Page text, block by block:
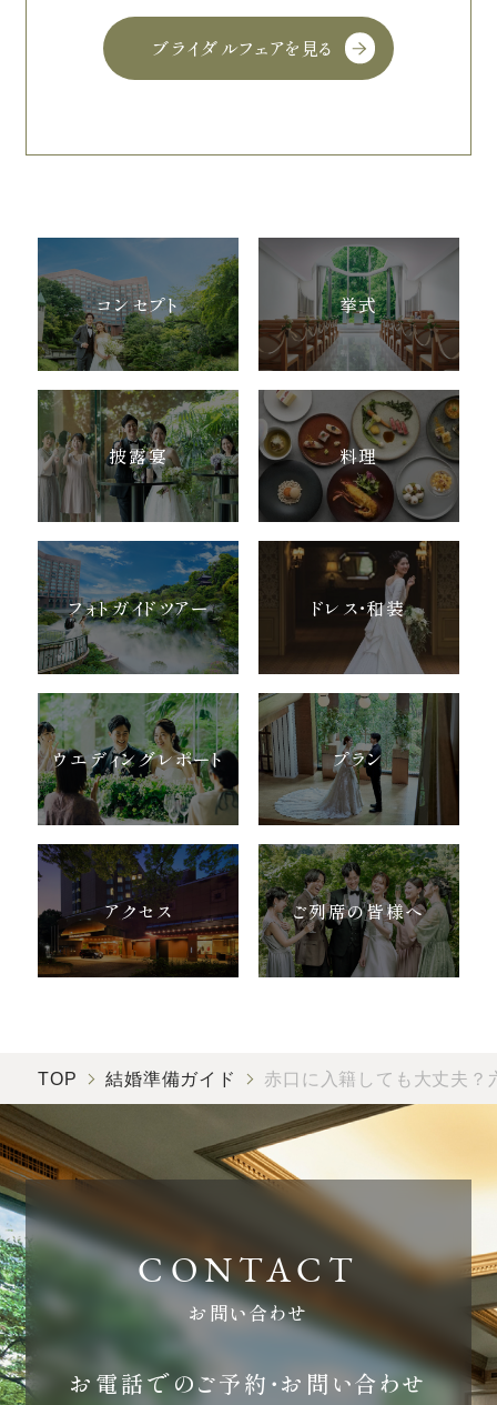
ブライダルフェアを見る
コンセプト 挙式
披露宴 料理
フォトガイドツアー ドレス・和装
ウエディングレポート プラン
アクセス ご列席の皆様へ
TOP 結婚準備ガイド 赤口に入籍しても大丈夫？
お問い合わせ
お電話でのご予約・お問い合わせ